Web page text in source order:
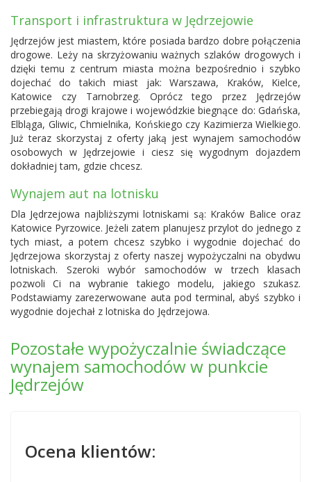
Transport i infrastruktura w Jędrzejowie
Jędrzejów jest miastem, które posiada bardzo dobre połączenia
drogowe. Leży na skrzyżowaniu ważnych szlaków drogowych i
dzięki temu z centrum miasta można bezpośrednio i szybko
dojechać do takich miast jak: Warszawa, Kraków, Kielce,
Katowice czy Tarnobrzeg. Oprócz tego przez Jędrzejów
przebiegają drogi krajowe i wojewódzkie biegnące do: Gdańska,
Elbląga, Gliwic, Chmielnika, Końskiego czy Kazimierza Wielkiego.
Już teraz skorzystaj z oferty jaką jest wynajem samochodów
osobowych w Jędrzejowie i ciesz się wygodnym dojazdem
dokładniej tam, gdzie chcesz.
Wynajem aut na lotnisku
Dla Jędrzejowa najbliższymi lotniskami są: Kraków Balice oraz
Katowice Pyrzowice. Jeżeli zatem planujesz przylot do jednego z
tych miast, a potem chcesz szybko i wygodnie dojechać do
Jędrzejowa skorzystaj z oferty naszej wypożyczalni na obydwu
lotniskach. Szeroki wybór samochodów w trzech klasach
pozwoli Ci na wybranie takiego modelu, jakiego szukasz.
Podstawiamy zarezerwowane auta pod terminal, abyś szybko i
wygodnie dojechał z lotniska do Jędrzejowa.
Pozostałe wypożyczalnie świadczące
wynajem samochodów w punkcie
Jędrzejów
Ocena klientów: